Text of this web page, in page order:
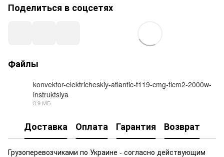
Поделиться в соцсетях
Файлы
konvektor-elektricheskiy-atlantic-f119-cmg-tlcm2-2000w-
instruktsiya
0.9 МБ
Доставка Оплата Гарантия Возврат
Грузоперевозчиками по Украине - согласно действующим